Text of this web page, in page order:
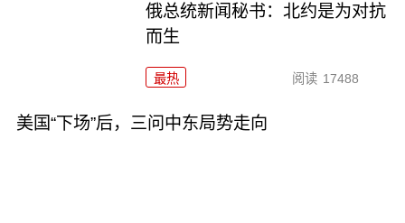
俄总统新闻秘书：北约是为对抗
而生
最热 阅读 17488
美国“下场”后，三问中东局势走向